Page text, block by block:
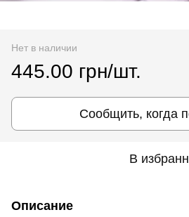
Нет в наличии
445.00 грн/шт.
Сообщить, когда
В
Описание